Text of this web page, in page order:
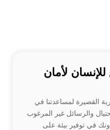
لأمان
القصيرة لمساعدتنا في
والرسائل غير المرغوب
في توفير بيئة على